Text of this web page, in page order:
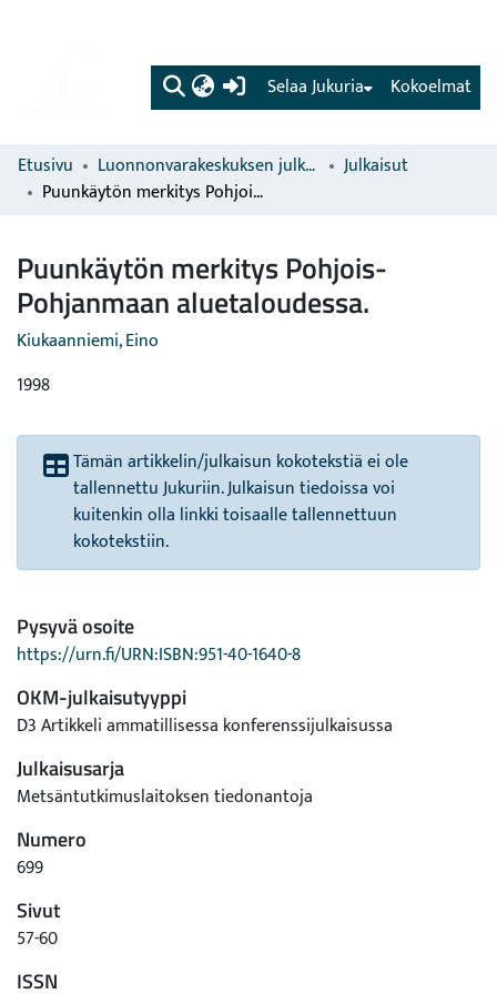
(current) Kokoelmat
Selaa Jukuria
Etusivu Luonnonvarakeskuksen julkaisut
Julkaisut
Puunkäytön merkitys Pohjois-Pohjanmaan aluetaloudessa.
Puunkäytön merkitys Pohjois-
Pohjanmaan aluetaloudessa.
Kiukaanniemi, Eino
1998
Tämän artikkelin/julkaisun kokotekstiä ei ole
tallennettu Jukuriin. Julkaisun tiedoissa voi
kuitenkin olla linkki toisaalle tallennettuun
kokotekstiin.
Pysyvä osoite
https://urn.fi/URN:ISBN:951-40-1640-8
OKM-julkaisutyyppi
D3 Artikkeli ammatillisessa konferenssijulkaisussa
Julkaisusarja
Metsäntutkimuslaitoksen tiedonantoja
Numero
699
Sivut
57-60
ISSN